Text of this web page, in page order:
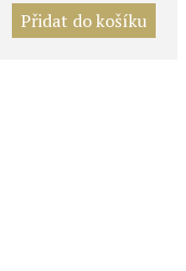
Přidat do košíku